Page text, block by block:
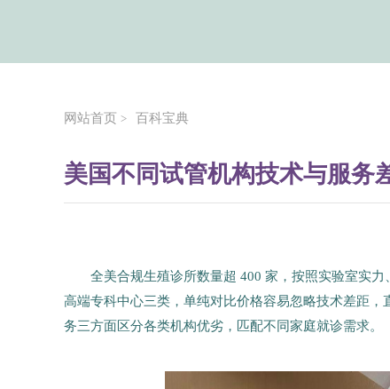
网站首页 > 百科宝典
美国不同试管机构技术与服务
全美合规生殖诊所数量超 400 家，按照实验室实
高端专科中心三类，单纯对比价格容易忽略技术差距
务三方面区分各类机构优劣，匹配不同家庭就诊需求。